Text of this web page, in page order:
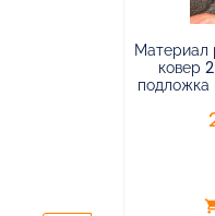
Материал
ковер